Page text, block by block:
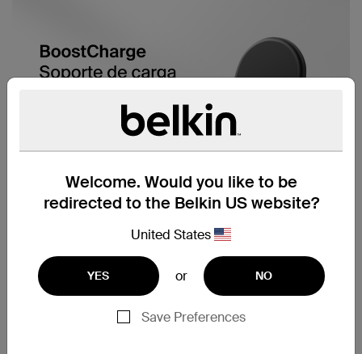
Welcome. Would you like to be
redirected to the Belkin US website?
United States
YES or NO
Save Preferences